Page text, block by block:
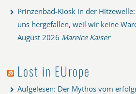
Prinzenbad-Kiosk in der
uns hergefallen, weil wir keine
August 2026 Mareice Kaiser
Lost in EUrope
Aufgelesen: Der Mythos vom